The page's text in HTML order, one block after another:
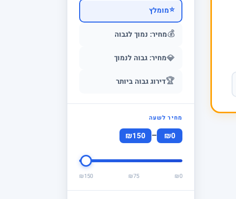
⭐מומלץ
💰מחיר: נמוך לגבוה
💎מחיר: גבוה לנמוך
🏆דירוג גבוה ביותר
מחיר לשעה
₪0
–
₪150
₪0
₪75
₪150